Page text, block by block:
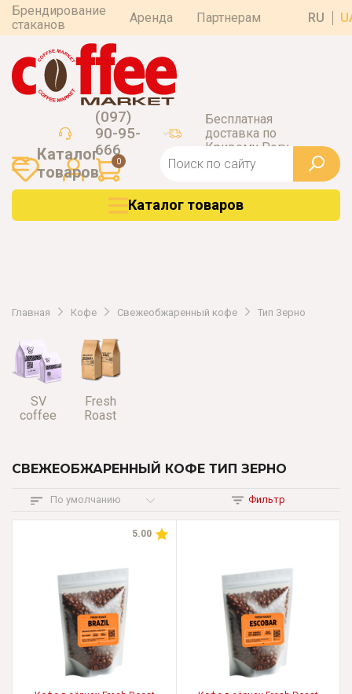
Брендирование
стаканов
Аренда Партнерам RU
(097)
90-95-
666
Бесплатная
доставка по
Кривому Рогу
0
Каталог
товаров
Каталог товаров
Главная Кофе Свежеобжаренный кофе Тип Зерно
SV
coffee
Fresh
Roast
СВЕЖЕОБЖАРЕННЫЙ КОФЕ ТИП ЗЕРНО
По умолчанию Фильтр
5.00